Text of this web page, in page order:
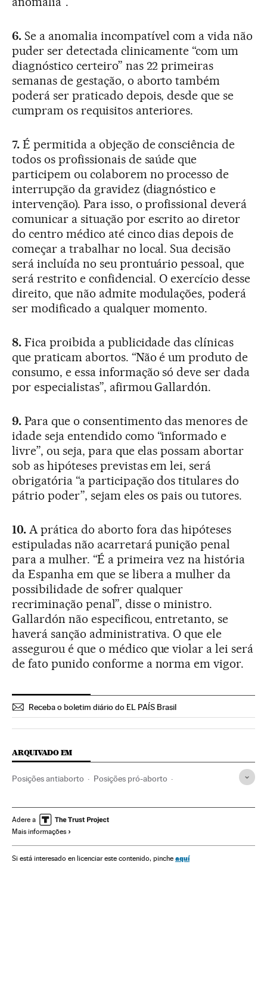
6.Se a anomalia incompatível com a vida não
puder ser detectada clinicamente “com um
diagnóstico certeiro” nas 22 primeiras
semanas de gestação, o aborto também
poderá ser praticado depois, desde que se
cumpram os requisitos anteriores.
7. É permitida a objeção de consciência de
todos os profissionais de saúde que
participem ou colaborem no processo de
interrupção da gravidez (diagnóstico e
intervenção). Para isso, o profissional deverá
comunicar a situação por escrito ao diretor
do centro médico até cinco dias depois de
começar a trabalhar no local. Sua decisão
será incluída no seu prontuário pessoal, que
será restrito e confidencial. O exercício desse
direito, que não admite modulações, poderá
ser modificado a qualquer momento.
8.Fica proibida a publicidade das clínicas
que praticam abortos. “Não é um produto de
consumo, e essa informação só deve ser dada
por especialistas”, afirmou Gallardón.
9.Para que o consentimento das menores de
idade seja entendido como “informado e
livre”, ou seja, para que elas possam abortar
sob as hipóteses previstas em lei, será
obrigatória “a participação dos titulares do
pátrio poder”, sejam eles os pais ou tutores.
10.A prática do aborto fora das hipóteses
estipuladas não acarretará punição penal
para a mulher. “É a primeira vez na história
da Espanha em que se libera a mulher da
possibilidade de sofrer qualquer
recriminação penal”, disse o ministro.
Gallardón não especificou, entretanto, se
haverá sanção administrativa. O que ele
assegurou é que o médico que violar a lei será
de fato punido conforme a norma em vigor.
Receba o boletim diário do EL PAÍS Brasil
ARQUIVADO EM
Posições antiaborto Posições pró-aborto
Anticoncepção Reprodução
Adere a
Mais informações
Si está interesado en licenciar este contenido, pinche aquí